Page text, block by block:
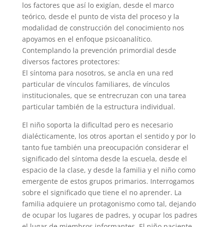
los factores que así lo exigían, desde el marco
teórico, desde el punto de vista del proceso y la
modalidad de construcción del conocimiento nos
apoyamos en el enfoque psicoanalítico.
Contemplando la prevención primordial desde
diversos factores protectores:
El síntoma para nosotros, se ancla en una red
particular de vínculos familiares, de vínculos
institucionales, que se entrecruzan con una tarea
particular también de la estructura individual.
El niño soporta la dificultad pero es necesario
dialécticamente, los otros aportan el sentido y por lo
tanto fue también una preocupación considerar el
significado del síntoma desde la escuela, desde el
espacio de la clase, y desde la familia y el niño como
emergente de estos grupos primarios. Interrogamos
sobre el significado que tiene el no aprender. La
familia adquiere un protagonismo como tal, dejando
de ocupar los lugares de padres, y ocupar los padres